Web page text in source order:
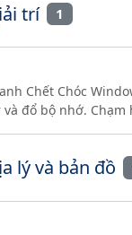
trí 1
Chết Chóc
và đổ bộ nhớ. Chạm
lý và bản đồ